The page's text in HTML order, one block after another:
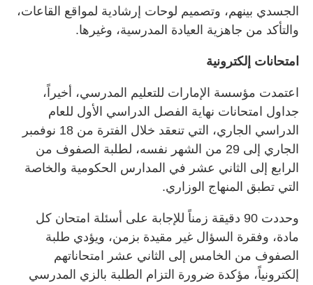
الجسدي بينهم، وتصميم لوحات إرشادية لمواقع القاعات،
والتأكد من جاهزية العيادة المدرسية، وغيرها.
امتحانات إلكترونية
اعتمدت مؤسسة الإمارات للتعليم المدرسي، أخيراً،
جداول امتحانات نهاية الفصل الدراسي الأول للعام
الدراسي الجاري، التي تنعقد خلال الفترة من 18 نوفمبر
الجاري إلى 29 من الشهر نفسه، لطلبة الصفوف من
الرابع إلى الثاني عشر في المدارس الحكومية والخاصة
التي تطبق المنهاج الوزاري.
وحددت 90 دقيقة زمناً للإجابة على أسئلة امتحان كل
مادة، وفقرة السؤال غير مقيدة بزمن، ويؤدي طلبة
الصفوف من الخامس إلى الثاني عشر امتحاناتهم
إلكترونياً، مؤكدة ضرورة التزام الطلبة بالزي المدرسي